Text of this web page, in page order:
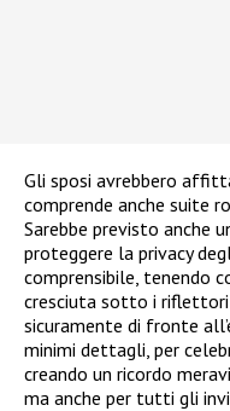
Gli sposi avrebbero
comprende anche suite
Sarebbe previsto anche
proteggere la privacy
comprensibile, tenendo
cresciuta sotto i riflettori
sicuramente di fronte
minimi dettagli, per
creando un ricordo
ma anche per tutti gli